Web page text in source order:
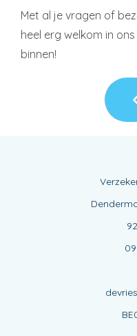
Met al je vragen of
heel erg welkom in
binnen!